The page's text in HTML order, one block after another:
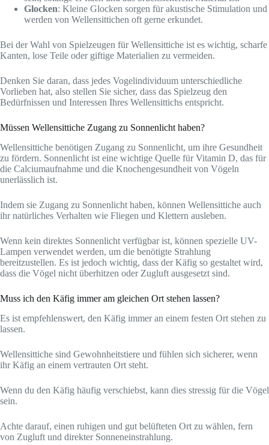
Glocken: Kleine Glocken sorgen für akustische Stimulation und
werden von Wellensittichen oft gerne erkundet.
Bei der Wahl von Spielzeugen für Wellensittiche ist es wichtig, scharfe
Kanten, lose Teile oder giftige Materialien zu vermeiden.
Denken Sie daran, dass jedes Vogelindividuum unterschiedliche
Vorlieben hat, also stellen Sie sicher, dass das Spielzeug den
Bedürfnissen und Interessen Ihres Wellensittichs entspricht.
Müssen Wellensittiche Zugang zu Sonnenlicht haben?
Wellensittiche benötigen Zugang zu Sonnenlicht, um ihre Gesundheit
zu fördern. Sonnenlicht ist eine wichtige Quelle für Vitamin D, das für
die Calciumaufnahme und die Knochengesundheit von Vögeln
unerlässlich ist.
Indem sie Zugang zu Sonnenlicht haben, können Wellensittiche auch
ihr natürliches Verhalten wie Fliegen und Klettern ausleben.
Wenn kein direktes Sonnenlicht verfügbar ist, können spezielle UV-
Lampen verwendet werden, um die benötigte Strahlung
bereitzustellen. Es ist jedoch wichtig, dass der Käfig so gestaltet wird,
dass die Vögel nicht überhitzen oder Zugluft ausgesetzt sind.
Muss ich den Käfig immer am gleichen Ort stehen lassen?
Es ist empfehlenswert, den Käfig immer an einem festen Ort stehen zu
lassen.
Wellensittiche sind Gewohnheitstiere und fühlen sich sicherer, wenn
ihr Käfig an einem vertrauten Ort steht.
Wenn du den Käfig häufig verschiebst, kann dies stressig für die Vögel
sein.
Achte darauf, einen ruhigen und gut belüfteten Ort zu wählen, fern
von Zugluft und direkter Sonneneinstrahlung.